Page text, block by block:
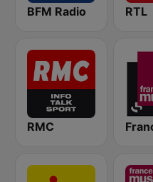
BFM Radio RTL
RMC